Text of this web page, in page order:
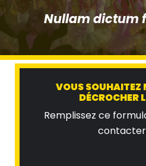
Nullam dictum
VOUS SOUHAITEZ
DÉCROCHER
Remplissez ce